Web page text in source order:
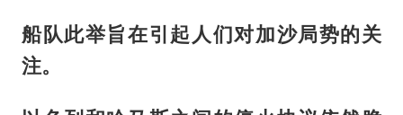
船队此举旨在引起人们对加沙局势的关
注。